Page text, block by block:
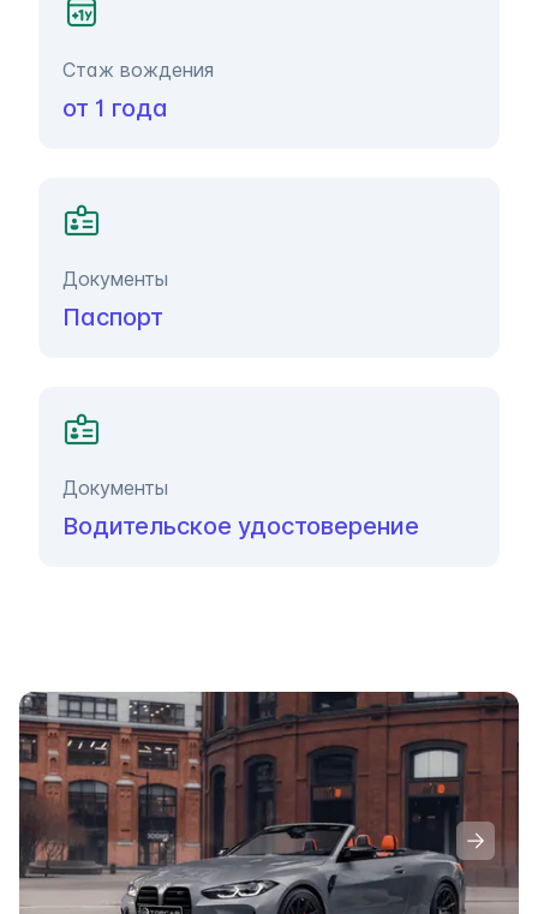
Стаж вождения
от 1 года
Документы
Паспорт
Документы
Водительское удостоверение